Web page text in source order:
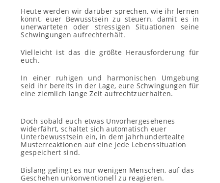
Heute werden wir darüber sprechen, wie ihr lernen
könnt, euer Bewusstsein zu steuern, damit es in
unerwarteten oder stressigen Situationen seine
Schwingungen aufrechterhält.
Vielleicht ist das die größte Herausforderung für
euch.
In einer ruhigen und harmonischen Umgebung
seid ihr bereits in der Lage, eure Schwingungen für
eine ziemlich lange Zeit aufrechtzuerhalten.
Doch sobald euch etwas Unvorhergesehenes
widerfährt, schaltet sich automatisch euer
Unterbewusstsein ein, in dem jahrhundertealte
Musterreaktionen auf eine jede Lebenssituation
gespeichert sind.
Bislang gelingt es nur wenigen Menschen, auf das
Geschehen unkonventionell zu reagieren.